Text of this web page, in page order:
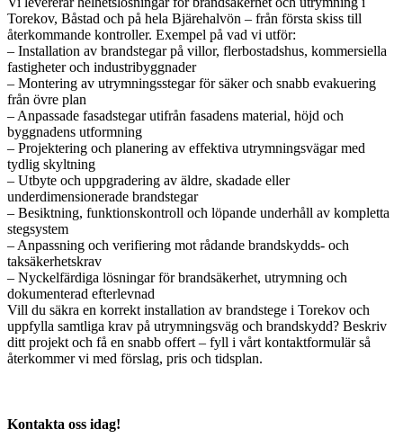
Torekov, Båstad och på hela Bjärehalvön – från första skiss till
återkommande kontroller. Exempel på vad vi utför:
– Installation av brandstegar på villor, flerbostadshus, kommersiella
fastigheter och industribyggnader
– Montering av utrymningsstegar för säker och snabb evakuering
från övre plan
– Anpassade fasadstegar utifrån fasadens material, höjd och
byggnadens utformning
– Projektering och planering av effektiva utrymningsvägar med
tydlig skyltning
– Utbyte och uppgradering av äldre, skadade eller
underdimensionerade brandstegar
– Besiktning, funktionskontroll och löpande underhåll av kompletta
stegsystem
– Anpassning och verifiering mot rådande brandskydds- och
taksäkerhetskrav
– Nyckelfärdiga lösningar för brandsäkerhet, utrymning och
dokumenterad efterlevnad
Vill du säkra en korrekt installation av brandstege i Torekov och
uppfylla samtliga krav på utrymningsväg och brandskydd? Beskriv
ditt projekt och få en snabb offert – fyll i vårt kontaktformulär så
återkommer vi med förslag, pris och tidsplan.
Kontakta oss idag!